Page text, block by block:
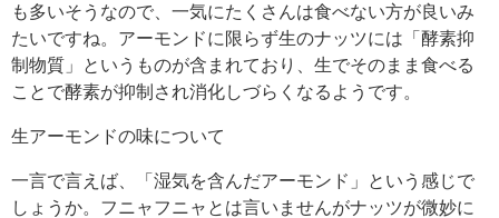
も多いそうなので、一気にたくさんは食べない方が良いみ
たいですね。アーモンドに限らず生のナッツには「酵素抑
制物質」というものが含まれており、生でそのまま食べる
ことで酵素が抑制され消化しづらくなるようです。
生アーモンドの味について
一言で言えば、「湿気を含んだアーモンド」という感じで
しょうか。フニャフニャとは言いませんがナッツが微妙に